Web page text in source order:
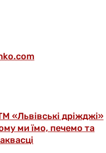
«Львівські дріжджі»
ми їмо, печемо та